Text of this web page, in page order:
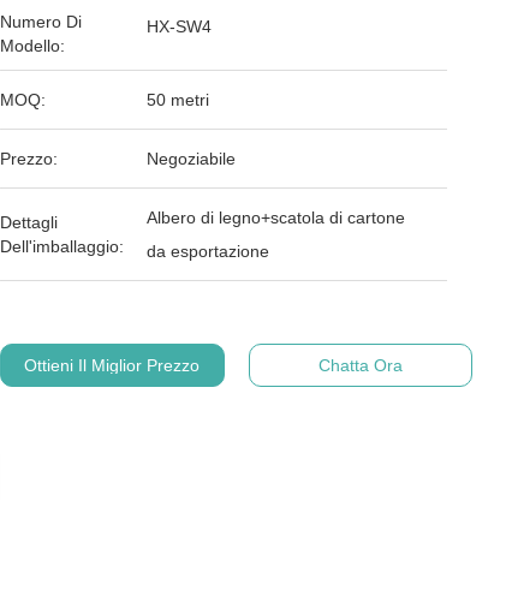
Numero Di
Modello:
HX-SW4
MOQ: 50 metri
Prezzo: Negoziabile
Dettagli
Dell'imballaggio:
Albero di legno+scatola di cartone
da esportazione
Ottieni Il Miglior Prezzo Chatta Ora